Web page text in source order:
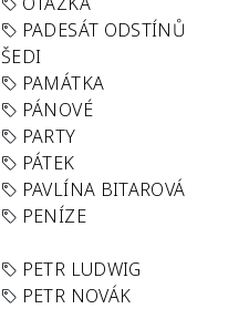
PADESÁT ODSTÍNŮ
ŠEDI
PAMÁTKA
PÁNOVÉ
PARTY
PÁTEK
PAVLÍNA BITAROVÁ
PENÍZE
PETR LUDWIG
PETR NOVÁK